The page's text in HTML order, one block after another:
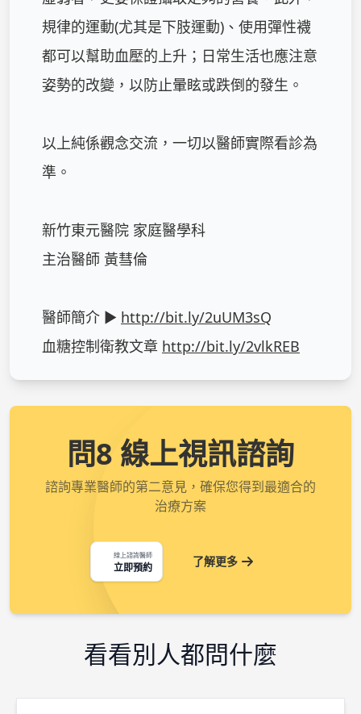
規律的運動(尤其是下肢運動)、使用彈性襪
都可以幫助血壓的上升；日常生活也應注意
姿勢的改變，以防止暈眩或跌倒的發生。
以上純係觀念交流，一切以醫師實際看診為
準。
新竹東元醫院 家庭醫學科
主治醫師 黃彗倫
醫師簡介 ► http://bit.ly/2uUM3sQ
血糖控制衛教文章 http://bit.ly/2vlkREB
問8 線上視訊諮詢
諮詢專業醫師的第二意見，確保您得到最適合的
治療方案
線上諮詢醫師
立即預約 了解更多
看看別人都問什麼